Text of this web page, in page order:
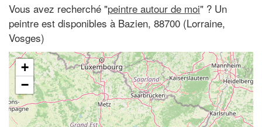
Vous avez recherché "peintre autour de moi" ? Un
peintre est disponibles à Bazien, 88700 (Lorraine,
Vosges)
+
−